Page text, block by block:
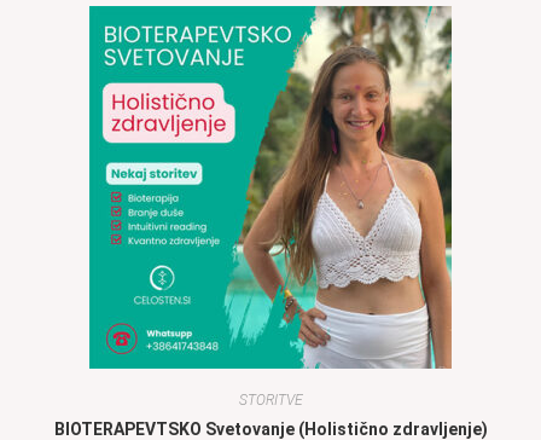
STORITVE
BIOTERAPEVTSKO Svetovanje (Holistično zdravljenje)